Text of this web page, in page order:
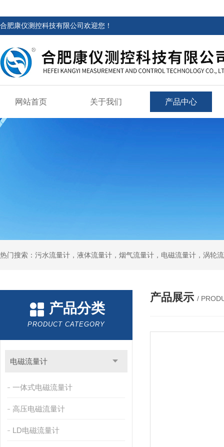
合肥康仪测控科技有限公司欢迎您！
网站首页 关于我们 产品中心
产品分类
PRODUCT CATEGORY
电磁流量计
一体式电磁流量计
高压电磁流量计
LD电磁流量计
产品展示 /